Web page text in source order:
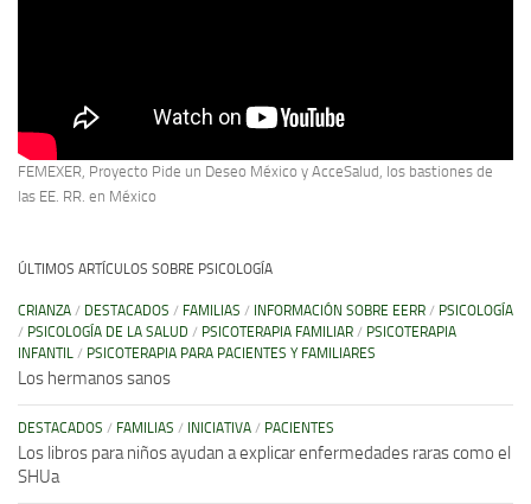
FEMEXER, Proyecto Pide un Deseo México y AcceSalud, los bastiones de
las EE. RR. en México
ÚLTIMOS ARTÍCULOS SOBRE PSICOLOGÍA
CRIANZA / DESTACADOS / FAMILIAS / INFORMACIÓN SOBRE EERR / PSICOLOGÍA
/ PSICOLOGÍA DE LA SALUD / PSICOTERAPIA FAMILIAR / PSICOTERAPIA
INFANTIL / PSICOTERAPIA PARA PACIENTES Y FAMILIARES
Los hermanos sanos
DESTACADOS / FAMILIAS / INICIATIVA / PACIENTES
Los libros para niños ayudan a explicar enfermedades raras como el
SHUa